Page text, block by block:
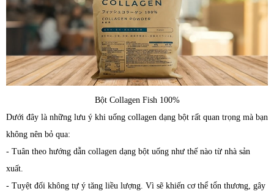
Bột Collagen Fish 100%
Dưới đây là những lưu ý khi uống collagen dạng bột rất quan trọng mà bạn
không nên bỏ qua:
- Tuân theo hướng dẫn collagen dạng bột uống như thế nào từ nhà sản
xuất.
- Tuyệt đối không tự ý tăng liều lượng. Vì sẽ khiến cơ thể tổn thương, gây